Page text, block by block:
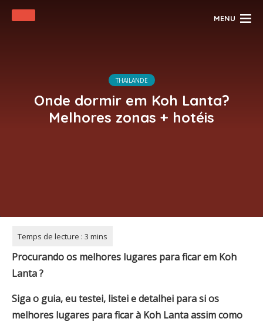
MENU
THAILANDE
Onde dormir em Koh Lanta?
Melhores zonas + hotéis
Procurando os melhores lugares para ficar em Koh
Lanta?
Siga o guia, eu testei, listei e detalhei para si os
melhores lugares para ficarà Koh Lantaassim como